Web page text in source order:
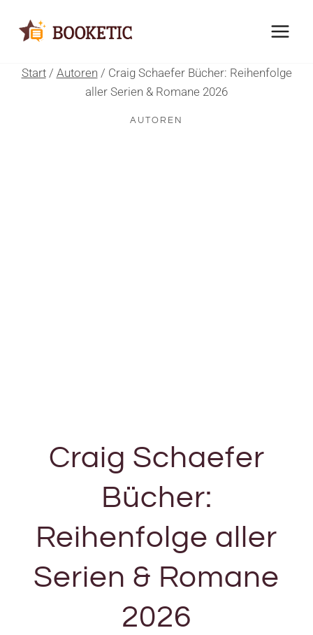
Inhalt
Start / Autoren / Craig Schaefer Bücher: Reihenfolge
aller Serien & Romane 2026
AUTOREN
Craig Schaefer
Bücher:
Reihenfolge aller
Serien & Romane
2026